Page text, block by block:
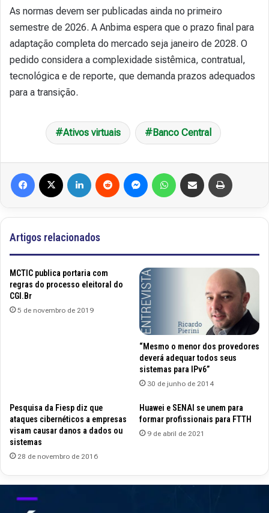
As normas devem ser publicadas ainda no primeiro
semestre de 2026. A Anbima espera que o prazo final para
adaptação completa do mercado seja janeiro de 2028. O
pedido considera a complexidade sistêmica, contratual,
tecnológica e de reporte, que demanda prazos adequados
para a transição.
Ativos virtuais Banco Central
Facebook Linkedin Reddit MessengerWhatsAppCompartilhar via e-mail
Artigos relacionados
MCTIC publica portaria com
regras do processo eleitoral do
CGI.Br
5 de novembro de 2019
“Mesmo o menor dos provedores
deverá adequar todos seus
sistemas para IPv6”
30 de junho de 2014
Pesquisa da Fiesp diz que
ataques cibernéticos a empresas
visam causar danos a dados ou
sistemas
28 de novembro de 2016
Huawei e SENAI se unem para
formar profissionais para FTTH
9 de abril de 2021